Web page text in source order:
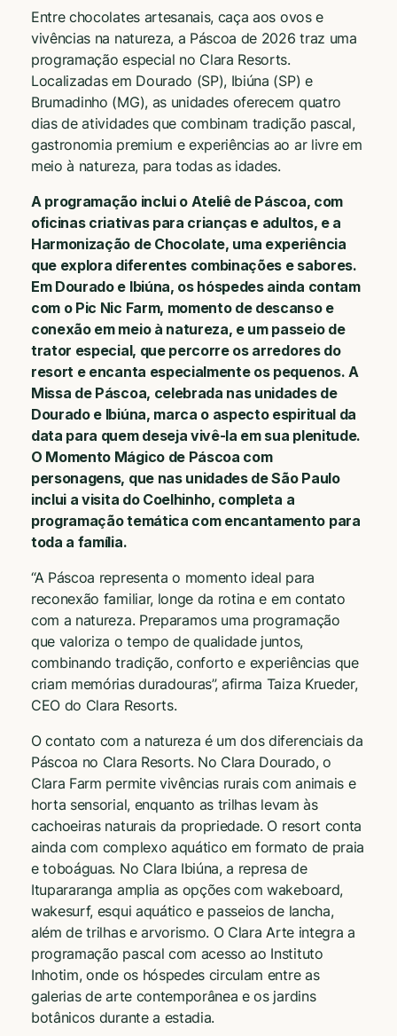
Entre chocolates artesanais, caça aos ovos e
vivências na natureza, a Páscoa de 2026 traz uma
programação especial no Clara Resorts.
Localizadas em Dourado (SP), Ibiúna (SP) e
Brumadinho (MG), as unidades oferecem quatro
dias de atividades que combinam tradição pascal,
gastronomia premium e experiências ao ar livre em
meio à natureza, para todas as idades.
A programação inclui o Ateliê de Páscoa, com
oficinas criativas para crianças e adultos, e a
Harmonização de Chocolate, uma experiência
que explora diferentes combinações e sabores.
Em Dourado e Ibiúna, os hóspedes ainda contam
com o Pic Nic Farm, momento de descanso e
conexão em meio à natureza, e um passeio de
trator especial, que percorre os arredores do
resort e encanta especialmente os pequenos. A
Missa de Páscoa, celebrada nas unidades de
Dourado e Ibiúna, marca o aspecto espiritual da
data para quem deseja vivê-la em sua plenitude.
O Momento Mágico de Páscoa com
personagens, que nas unidades de São Paulo
inclui a visita do Coelhinho, completa a
programação temática com encantamento para
toda a família.
“A Páscoa representa o momento ideal para
reconexão familiar, longe da rotina e em contato
com a natureza. Preparamos uma programação
que valoriza o tempo de qualidade juntos,
combinando tradição, conforto e experiências que
criam memórias duradouras”, afirma Taiza Krueder,
CEO do Clara Resorts.
O contato com a natureza é um dos diferenciais da
Páscoa no Clara Resorts. No Clara Dourado, o
Clara Farm permite vivências rurais com animais e
horta sensorial, enquanto as trilhas levam às
cachoeiras naturais da propriedade. O resort conta
ainda com complexo aquático em formato de praia
e toboáguas. No Clara Ibiúna, a represa de
Itupararanga amplia as opções com wakeboard,
wakesurf, esqui aquático e passeios de lancha,
além de trilhas e arvorismo. O Clara Arte integra a
programação pascal com acesso ao Instituto
Inhotim, onde os hóspedes circulam entre as
galerias de arte contemporânea e os jardins
botânicos durante a estadia.